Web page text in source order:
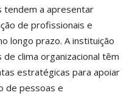
tendem a apresentar
de profissionais e
longo prazo. A instituição
clima organizacional têm
estratégicas para apoiar
de pessoas e